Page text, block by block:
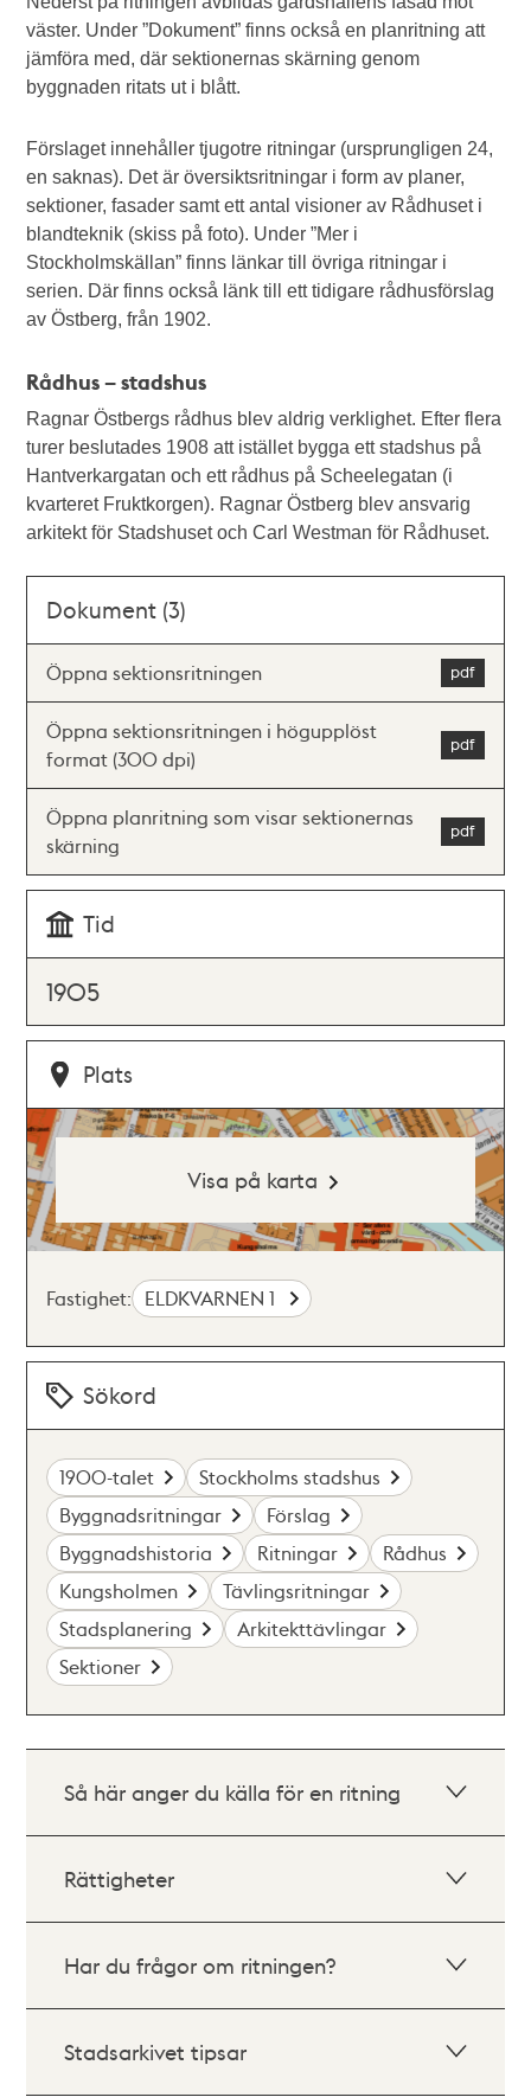
väster. Under ”Dokument” finns också en planritning att
jämföra med, där sektionernas skärning genom
byggnaden ritats ut i blått.
Förslaget innehåller tjugotre ritningar (ursprungligen 24,
en saknas). Det är översiktsritningar i form av planer,
sektioner, fasader samt ett antal visioner av Rådhuset i
blandteknik (skiss på foto). Under ”Mer i
Stockholmskällan” finns länkar till övriga ritningar i
serien. Där finns också länk till ett tidigare rådhusförslag
av Östberg, från 1902.
Rådhus – stadshus
Ragnar Östbergs rådhus blev aldrig verklighet. Efter flera
turer beslutades 1908 att istället bygga ett stadshus på
Hantverkargatan och ett rådhus på Scheelegatan (i
kvarteret Fruktkorgen). Ragnar Östberg blev ansvarig
arkitekt för Stadshuset och Carl Westman för Rådhuset.
Dokument (3)
Öppna sektionsritningen
Öppna sektionsritningen i högupplöst
format (300 dpi)
Öppna planritning som visar sektionernas
skärning
Tid
1905
Plats
Visa på karta
Fastighet: ELDKVARNEN 1
Sökord
1900-talet
Stockholms stadshus
Byggnadsritningar
Förslag
Byggnadshistoria
Ritningar
Rådhus
Kungsholmen
Tävlingsritningar
Stadsplanering
Arkitekttävlingar
Sektioner
Så här anger du källa för en ritning
Rättigheter
Har du frågor om ritningen?
Stadsarkivet tipsar